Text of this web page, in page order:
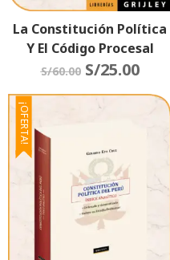
La Constitución Política
Y El Código Procesal
Constitucional
S/60.00 S/25.00
¡OFERTA!